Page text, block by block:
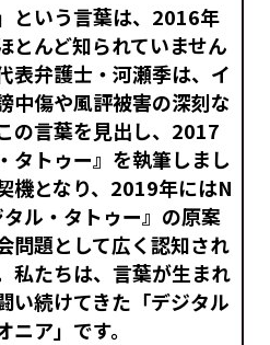
という言葉は、2016年
とんど知られていません
表弁護士・河瀬季は、イ
中傷や風評被害の深刻な
の言葉を見出し、2017
タトゥー』を執筆しまし
機となり、2019年にはN
ル・タトゥー』の原案
問題として広く認知され
私たちは、言葉が生まれ
い続けてきた「デジタル
ア」です。